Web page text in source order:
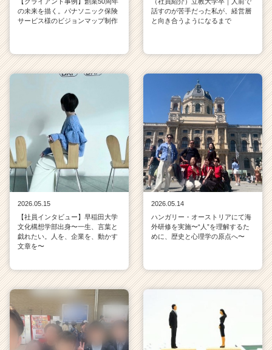
の未来を描く。パナソニック保険
サービス様のビジョンマップ制作
話すのが苦手だった私が、経営層
と向き合うようになるまで
2026.05.15
【社員インタビュー】早稲田大学
文化構想学部出身〜一生、言葉と
戯れたい。人を、企業を、動かす
文章を〜
2026.05.14
ハンガリー・オーストリアにて海
外研修を実施〜“人”を理解するた
めに、歴史と心理学の原点へ〜